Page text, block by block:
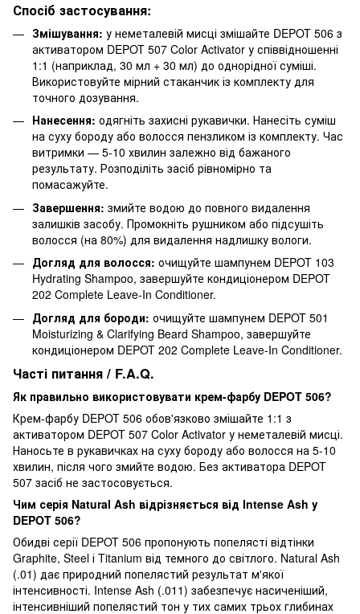
Спосіб застосування:
Змішування: у неметалевій мисці змішайте DEPOT 506 з
активатором DEPOT 507 Color Activator у співвідношенні
1:1 (наприклад, 30 мл + 30 мл) до однорідної суміші.
Використовуйте мірний стаканчик із комплекту для
точного дозування.
Нанесення: одягніть захисні рукавички. Нанесіть суміш
на суху бороду або волосся пензликом із комплекту. Час
витримки — 5-10 хвилин залежно від бажаного
результату. Розподіліть засіб рівномірно та
помасажуйте.
Завершення: змийте водою до повного видалення
залишків засобу. Промокніть рушником або підсушіть
волосся (на 80%) для видалення надлишку вологи.
Догляд для волосся: очищуйте шампунем DEPOT 103
Hydrating Shampoo, завершуйте кондиціонером DEPOT
202 Complete Leave-In Conditioner.
Догляд для бороди: очищуйте шампунем DEPOT 501
Moisturizing & Clarifying Beard Shampoo, завершуйте
кондиціонером DEPOT 202 Complete Leave-In Conditioner.
Часті питання / F.A.Q.
Як правильно використовувати крем-фарбу DEPOT 506?
Крем-фарбу DEPOT 506 обов'язково змішайте 1:1 з
активатором DEPOT 507 Color Activator у неметалевій мисці.
Наносьте в рукавичках на суху бороду або волосся на 5-10
хвилин, після чого змийте водою. Без активатора DEPOT
507 засіб не застосовується.
Чим серія Natural Ash відрізняється від Intense Ash у
DEPOT 506?
Обидві серії DEPOT 506 пропонують попелясті відтінки
Graphite, Steel і Titanium від темного до світлого. Natural Ash
(.01) дає природний попелястий результат м'якої
інтенсивності. Intense Ash (.011) забезпечує насиченіший,
інтенсивніший попелястий тон у тих самих трьох глибинах